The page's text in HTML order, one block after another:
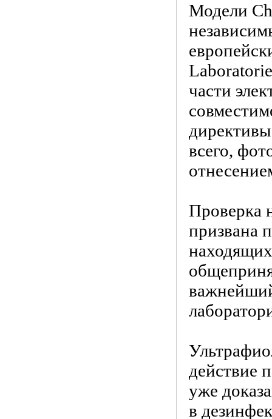
Модели
части
всего,
Проверка
призвана
действие
уже
в